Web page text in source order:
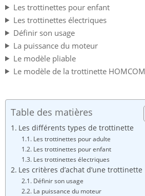
Les trottinettes pour enfant
Les trottinettes électriques
Définir son usage
La puissance du moteur
Le modèle pliable
Le modèle de la trottinette HOMCOM
Table des matières
Les différents types de trottinette
Les trottinettes pour adulte
Les trottinettes pour enfant
Les trottinettes électriques
Les critères d’achat d’une trottinette
Définir son usage
La puissance du moteur